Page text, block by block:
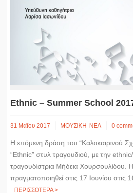
Ethnic – Summer School
31 Μαΐου 2017 ΜΟΥΣΙΚΗ ΝΕΑ 0
Η επόμενη δράση του “Καλοκαιρινού
“Ethnic” στυλ τραγουδιού, με την
τραγουδίστρια Μήδεια Χουρσουλίδου.
πραγματοποιηθεί στις 17 Ιουνίου
ΠΕΡΙΣΣΟΤΕΡΑ >